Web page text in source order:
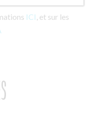
ICI , et sur les